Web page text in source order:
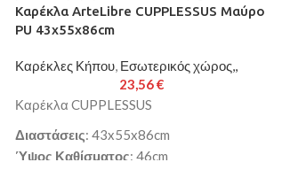
Καρέκλα ArteLibre CUPPLESSUS Μαύρο
PU 43x55x86cm
Καρέκλες Κήπου, Εσωτερικός χώρος,,
23,56€
Καρέκλα CUPPLESSUS
Διαστάσεις: 43x55x86cm
Ύψος Καθίσματος: 46cm